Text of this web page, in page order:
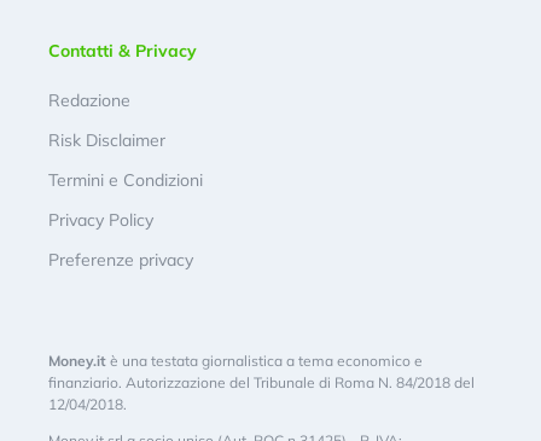
Contatti & Privacy
Redazione
Risk Disclaimer
Termini e Condizioni
Privacy Policy
Preferenze privacy
Money.it è una testata giornalistica a tema economico e
finanziario. Autorizzazione del Tribunale di Roma N. 84/2018 del
12/04/2018.